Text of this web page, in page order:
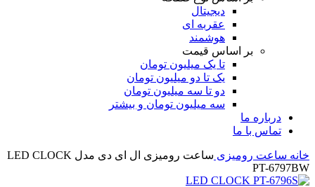
دیجیتال
عقربه ای
هوشمند
بر اساس قیمت
تا یک میلیون تومان
یک تا دو میلیون تومان
دو تا سه میلیون تومان
سه میلیون تومان و بیشتر
درباره ما
تماس با ما
خانه ساعت رومیزی
ساعت رومیزی ال ای دی مدل LED CLOCK
PT-6797BW